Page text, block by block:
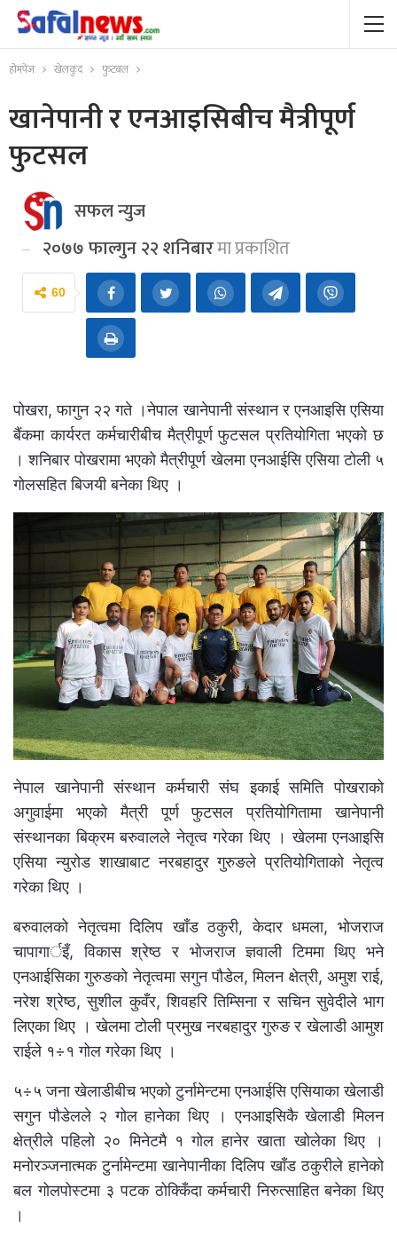
होमपेज खेलकुद फुटबल
खानेपानी र एनआइसिबीच मैत्रीपूर्ण
फुटसल
सफल न्युज
२०७७ फाल्गुन २२ शनिबारमा प्रकाशित
60
पोखरा, फागुन २२ गते ।नेपाल खानेपानी संस्थान र एनआइसि एसिया
बैंकमा कार्यरत कर्मचारीबीच मैत्रीपूर्ण फुटसल प्रतियोगिता भएको छ
। शनिबार पोखरामा भएको मैत्रीपूर्ण खेलमा एनआईसि एसिया टोली ५
गोलसहित बिजयी बनेका थिए ।
नेपाल खानेपानी संस्थान कर्मचारी संघ इकाई समिति पोखराको
अगुवाईमा भएको मैत्री पूर्ण फुटसल प्रतियोगितामा खानेपानी
संस्थानका बिक्रम बरुवालले नेतृत्व गरेका थिए । खेलमा एनआइसि
एसिया न्युरोड शाखाबाट नरबहादुर गुरुङले प्रतियोगिताको नेतृत्व
गरेका थिए ।
बरुवालको नेतृत्वमा दिलिप खाँड ठकुरी, केदार धमला, भोजराज
चापागार्इँ, विकास श्रेष्ठ र भोजराज ज्ञवाली टिममा थिए भने
एनआईसिका गुरुङको नेतृत्वमा सगुन पौडेल, मिलन क्षेत्री, अमुश राई,
नरेश श्रेष्ठ, सुशील कुवँर, शिवहरि तिम्सिना र सचिन सुवेदीले भाग
लिएका थिए । खेलमा टोली प्रमुख नरबहादुर गुरुङ र खेलाडी आमुश
राईले १÷१ गोल गरेका थिए ।
५÷५ जना खेलाडीबीच भएको टुर्नामेन्टमा एनआईसि एसियाका खेलाडी
सगुन पौडेलले २ गोल हानेका थिए । एनआइसिकै खेलाडी मिलन
क्षेत्रीले पहिलो २० मिनेटमै १ गोल हानेर खाता खोलेका थिए ।
मनोरञ्जनात्मक टुर्नामेन्टमा खानेपानीका दिलिप खाँड ठकुरीले हानेको
बल गोलपोस्टमा ३ पटक ठोक्किँदा कर्मचारी निरुत्साहित बनेका थिए
।